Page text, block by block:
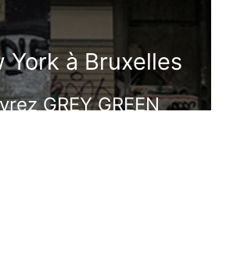
York à Bruxelles
GREY GREEN